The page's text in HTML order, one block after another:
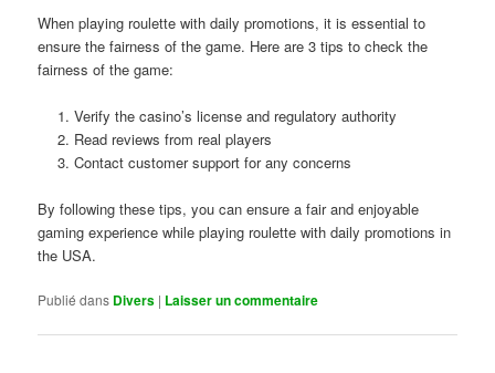
When playing roulette with daily promotions, it is essential to
ensure the fairness of the game. Here are 3 tips to check the
fairness of the game:
Verify the casino’s license and regulatory authority
Read reviews from real players
Contact customer support for any concerns
By following these tips, you can ensure a fair and enjoyable
gaming experience while playing roulette with daily promotions in
the USA.
Publié dans Divers | Laisser un commentaire